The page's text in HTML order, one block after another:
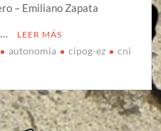
– Emiliano Zapata
LEER MÁS
autonomia cipog-ez
cni